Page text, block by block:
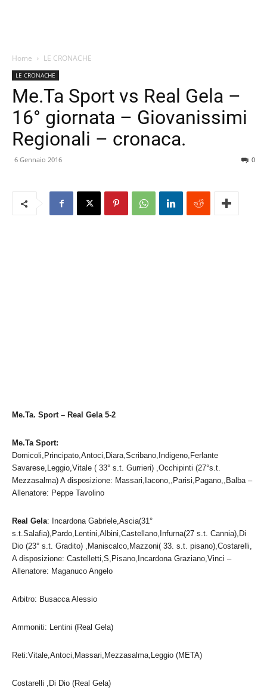
Home LE CRONACHE
LE CRONACHE
Me.Ta Sport vs Real Gela –
16° giornata – Giovanissimi
Regionali – cronaca.
6 Gennaio 2016 0
Me.Ta. Sport – Real Gela 5-2
Me.Ta Sport:
Domicoli,Principato,Antoci,Diara,Scribano,Indigeno,Ferlante
Savarese,Leggio,Vitale ( 33° s.t. Gurrieri) ,Occhipinti (27°s.t.
Mezzasalma) A disposizione: Massari,Iacono,,Parisi,Pagano,,Balba –
Allenatore: Peppe Tavolino
Real Gela: Incardona Gabriele,Ascia(31°
s.t.Salafia),Pardo,Lentini,Albini,Castellano,Infurna(27 s.t. Cannia),Di
Dio (23° s.t. Gradito) ,Maniscalco,Mazzoni( 33. s.t. pisano),Costarelli,
A disposizione: Castelletti,S,Pisano,Incardona Graziano,Vinci –
Allenatore: Maganuco Angelo
Arbitro: Busacca Alessio
Ammoniti: Lentini (Real Gela)
Reti:Vitale,Antoci,Massari,Mezzasalma,Leggio (META)
Costarelli ,Di Dio (Real Gela)